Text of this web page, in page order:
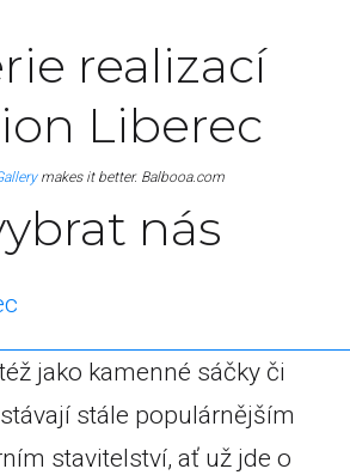
realizací
Liberec
makes it better. Balbooa.com
nás
jako kamenné sáčky či
stále populárnějším
stavitelství, ať už jde o